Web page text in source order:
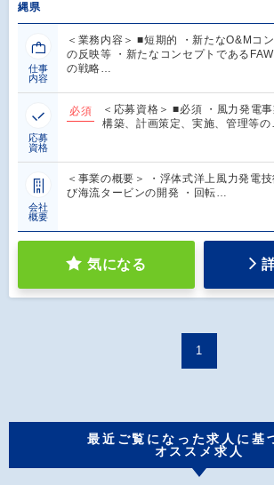
縄県
仕事
内容
＜業務内容＞ ■短期的 ・新たなO&Mコ
の反映等 ・新たなコンセプトである
の戦略…
応募
資格
必須
＜応募資格＞ ■必須 ・風力発電
構築、計画策定、実施、管理等の
会社
概要
＜事業の概要＞ ・浮体式洋上風力発電
び海流タービンの開発 ・回転…
気になる
1
最近ご覧になった求人に基
オススメ求人